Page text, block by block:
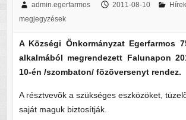
admin.egerfarmos 2011-08-10 Hírek
megjegyzések
A Községi Önkormányzat Egerfarmos
alkalmából megrendezett Falunapon
10-én /szombaton/ fõzõversenyt rendez.
A résztvevõk a szükséges eszközöket,
saját maguk biztosítják.